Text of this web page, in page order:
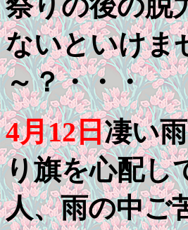
ないといけま
～？・・・
4月12日凄い
り旗を心配し
人、雨の中ご